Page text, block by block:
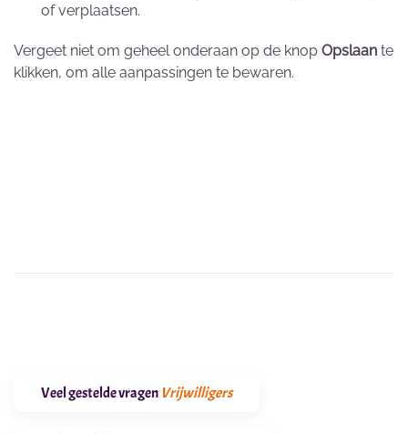
of verplaatsen.
Vergeet niet om geheel onderaan op de knop Opslaan te
klikken, om alle aanpassingen te bewaren.
Veel gestelde vragen Vrijwilligers